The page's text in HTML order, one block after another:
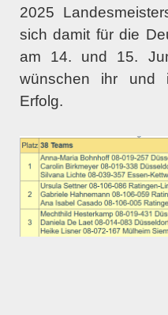
2025
sich damit für die
am 14. und 15.
wünschen ihr und
Erfolg.